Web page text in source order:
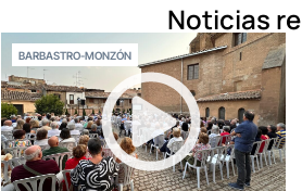
Noticias
BARBASTRO-MONZÓN